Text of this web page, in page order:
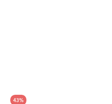
43%